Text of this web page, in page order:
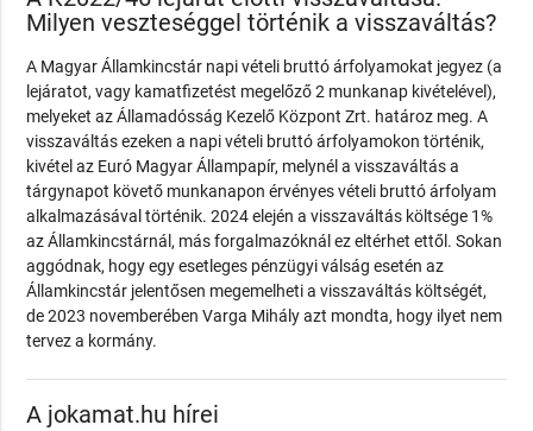
Milyen veszteséggel történik a visszaváltás?
A Magyar Államkincstár napi vételi bruttó árfolyamokat jegyez (a
lejáratot, vagy kamatfizetést megelőző 2 munkanap kivételével),
melyeket az Államadósság Kezelő Központ Zrt. határoz meg. A
visszaváltás ezeken a napi vételi bruttó árfolyamokon történik,
kivétel az Euró Magyar Állampapír, melynél a visszaváltás a
tárgynapot követő munkanapon érvényes vételi bruttó árfolyam
alkalmazásával történik. 2024 elején a visszaváltás költsége 1%
az Államkincstárnál, más forgalmazóknál ez eltérhet ettől. Sokan
aggódnak, hogy egy esetleges pénzügyi válság esetén az
Államkincstár jelentősen megemelheti a visszaváltás költségét,
de 2023 novemberében Varga Mihály azt mondta, hogy ilyet nem
tervez a kormány.
A jokamat.hu hírei